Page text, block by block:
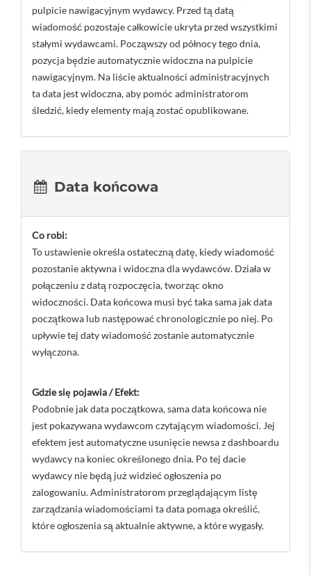
pulpicie nawigacyjnym wydawcy. Przed tą datą
wiadomość pozostaje całkowicie ukryta przed wszystkimi
stałymi wydawcami. Począwszy od północy tego dnia,
pozycja będzie automatycznie widoczna na pulpicie
nawigacyjnym. Na liście aktualności administracyjnych
ta data jest widoczna, aby pomóc administratorom
śledzić, kiedy elementy mają zostać opublikowane.
Data końcowa
Co robi:
To ustawienie określa ostateczną datę, kiedy wiadomość
pozostanie aktywna i widoczna dla wydawców. Działa w
połączeniu z datą rozpoczęcia, tworząc okno
widoczności. Data końcowa musi być taka sama jak data
początkowa lub następować chronologicznie po niej. Po
upływie tej daty wiadomość zostanie automatycznie
wyłączona.
Gdzie się pojawia / Efekt:
Podobnie jak data początkowa, sama data końcowa nie
jest pokazywana wydawcom czytającym wiadomości. Jej
efektem jest automatyczne usunięcie newsa z dashboardu
wydawcy na koniec określonego dnia. Po tej dacie
wydawcy nie będą już widzieć ogłoszenia po
zalogowaniu. Administratorom przeglądającym listę
zarządzania wiadomościami ta data pomaga określić,
które ogłoszenia są aktualnie aktywne, a które wygasły.